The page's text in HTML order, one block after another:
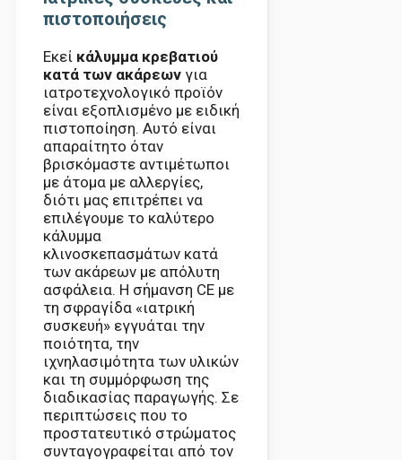
πιστοποιήσεις
Εκεί κάλυμμα κρεβατιού
κατά των ακάρεων για
ιατροτεχνολογικό προϊόν
είναι εξοπλισμένο με ειδική
πιστοποίηση. Αυτό είναι
απαραίτητο όταν
βρισκόμαστε αντιμέτωποι
με άτομα με αλλεργίες,
διότι μας επιτρέπει να
επιλέγουμε το καλύτερο
κάλυμμα
κλινοσκεπασμάτων κατά
των ακάρεων με απόλυτη
ασφάλεια. Η σήμανση CE με
τη σφραγίδα «ιατρική
συσκευή» εγγυάται την
ποιότητα, την
ιχνηλασιμότητα των υλικών
και τη συμμόρφωση της
διαδικασίας παραγωγής. Σε
περιπτώσεις που το
προστατευτικό στρώματος
συνταγογραφείται από τον